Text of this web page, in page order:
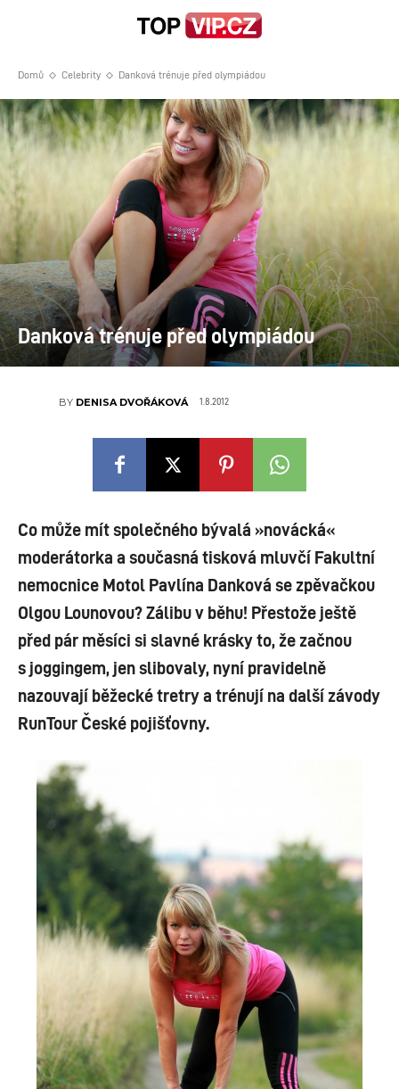
Domů Celebrity Danková trénuje před olympiádou
Danková trénuje před olympiádou
BY DENISA DVOŘÁKOVÁ 1.8.2012
Co může mít společného bývalá »novácká«
moderátorka a současná tisková mluvčí Fakultní
nemocnice Motol Pavlína Danková se zpěvačkou
Olgou Lounovou? Zálibu v běhu! Přestože ještě
před pár měsíci si slavné krásky to, že začnou
s joggingem, jen slibovaly, nyní pravidelně
nazouvají běžecké tretry a trénují na další závody
RunTour České pojišťovny.